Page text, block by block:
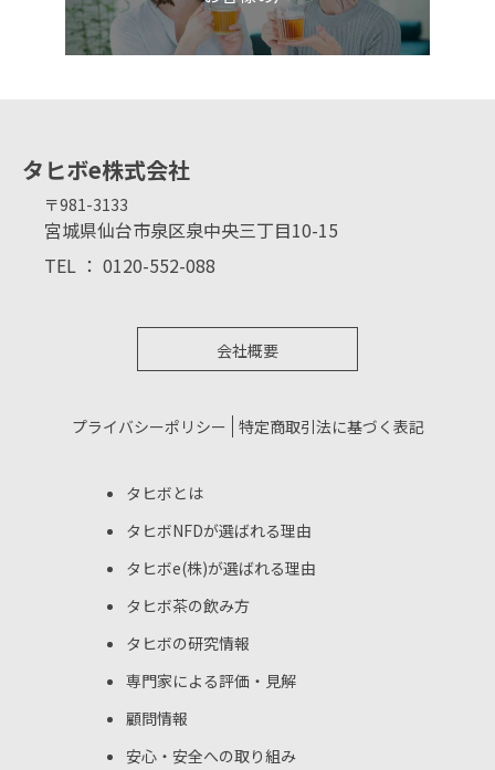
タヒボe株式会社
〒981-3133
宮城県仙台市泉区泉中央三丁目10-15
TEL ： 0120-552-088
会社概要
プライバシーポリシー 特定商取引法に基づく表記
タヒボとは
タヒボNFDが選ばれる理由
タヒボe(株)が選ばれる理由
タヒボ茶の飲み方
タヒボの研究情報
専門家による評価・見解
顧問情報
安心・安全への取り組み